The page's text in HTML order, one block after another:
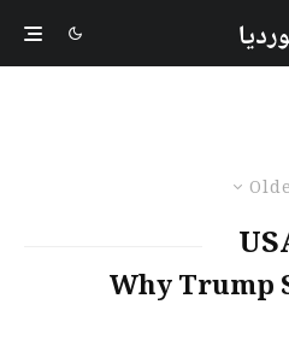
Why Trump